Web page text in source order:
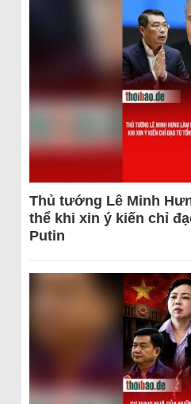
Thủ tướng Lê Minh
thể khi xin ý kiến chỉ
Putin